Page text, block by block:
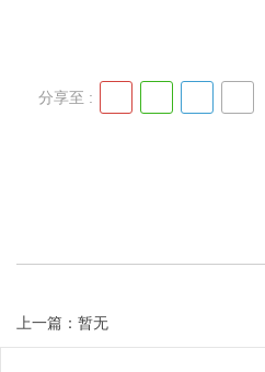
分享至 :
上一篇：暂无